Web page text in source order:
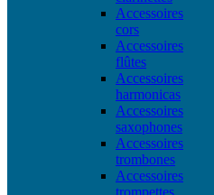
Accessoires
cors
Accessoires
flûtes
Accessoires
harmonicas
Accessoires
saxophones
Accessoires
trombones
Accessoires
trompettes